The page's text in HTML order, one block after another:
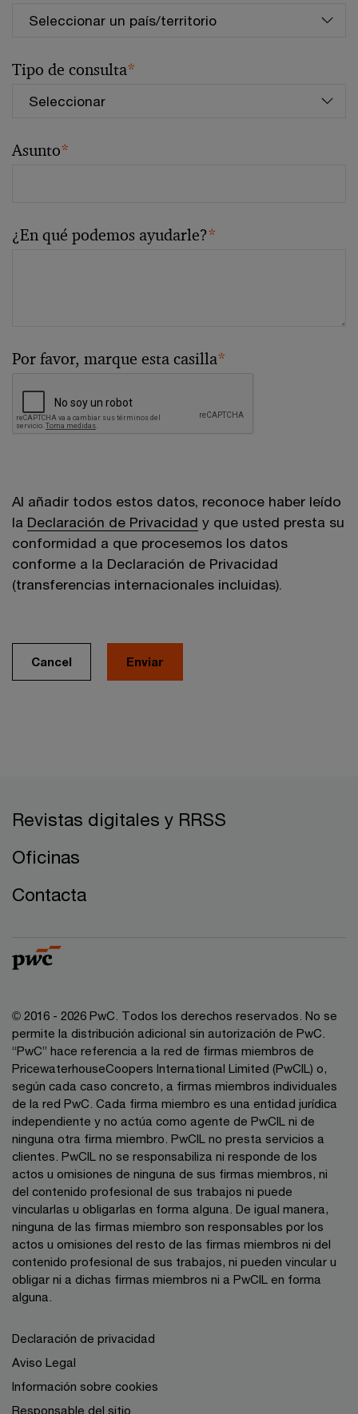
Tipo de consulta*
Asunto*
¿En qué podemos ayudarle?*
Por favor, marque esta casilla*
Al añadir todos estos datos, reconoce haber leído
la Declaración de Privacidad y que usted presta su
conformidad a que procesemos los datos
conforme a la Declaración de Privacidad
(transferencias internacionales incluidas).
Cancel
Revistas digitales y RRSS
Oficinas
Contacta
© 2016 - 2026 PwC. Todos los derechos reservados. No se
permite la distribución adicional sin autorización de PwC.
“PwC” hace referencia a la red de firmas miembros de
PricewaterhouseCoopers International Limited (PwCIL) o,
según cada caso concreto, a firmas miembros individuales
de la red PwC. Cada firma miembro es una entidad jurídica
independiente y no actúa como agente de PwCIL ni de
ninguna otra firma miembro. PwCIL no presta servicios a
clientes. PwCIL no se responsabiliza ni responde de los
actos u omisiones de ninguna de sus firmas miembros, ni
del contenido profesional de sus trabajos ni puede
vincularlas u obligarlas en forma alguna. De igual manera,
ninguna de las firmas miembro son responsables por los
actos u omisiones del resto de las firmas miembros ni del
contenido profesional de sus trabajos, ni pueden vincular u
obligar ni a dichas firmas miembros ni a PwCIL en forma
alguna.
Declaración de privacidad
Aviso Legal
Información sobre cookies
Responsable del sitio